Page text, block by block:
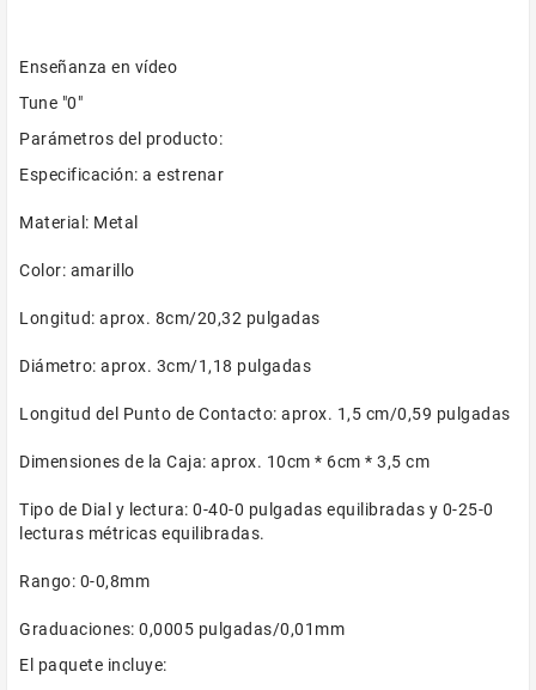
Enseñanza en vídeo
Tune "0"
Parámetros del producto:
Especificación: a estrenar
Material: Metal
Color: amarillo
Longitud: aprox. 8cm/20,32 pulgadas
Diámetro: aprox. 3cm/1,18 pulgadas
Longitud del Punto de Contacto: aprox. 1,5 cm/0,59 pulgadas
Dimensiones de la Caja: aprox. 10cm * 6cm * 3,5 cm
Tipo de Dial y lectura: 0-40-0 pulgadas equilibradas y 0-25-0
lecturas métricas equilibradas.
Rango: 0-0,8mm
Graduaciones: 0,0005 pulgadas/0,01mm
El paquete incluye: